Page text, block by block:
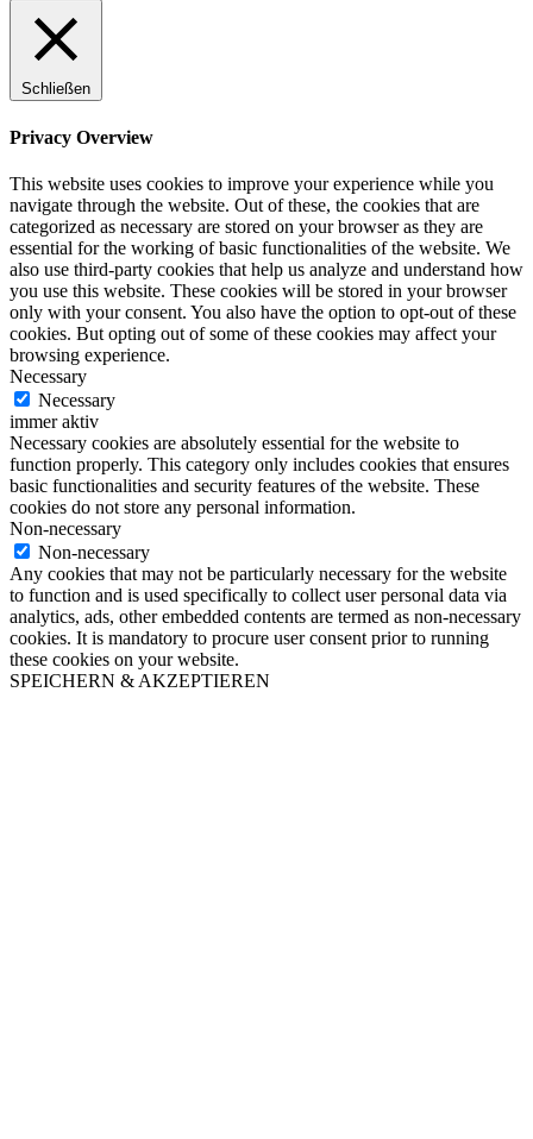
Schließen
Privacy Overview
This website uses cookies to improve your experience while you
navigate through the website. Out of these, the cookies that are
categorized as necessary are stored on your browser as they are
essential for the working of basic functionalities of the website. We
also use third-party cookies that help us analyze and understand how
you use this website. These cookies will be stored in your browser
only with your consent. You also have the option to opt-out of these
cookies. But opting out of some of these cookies may affect your
browsing experience.
Necessary
Necessary
immer aktiv
Necessary cookies are absolutely essential for the website to
function properly. This category only includes cookies that ensures
basic functionalities and security features of the website. These
cookies do not store any personal information.
Non-necessary
Non-necessary
Any cookies that may not be particularly necessary for the website
to function and is used specifically to collect user personal data via
analytics, ads, other embedded contents are termed as non-necessary
cookies. It is mandatory to procure user consent prior to running
these cookies on your website.
SPEICHERN & AKZEPTIEREN